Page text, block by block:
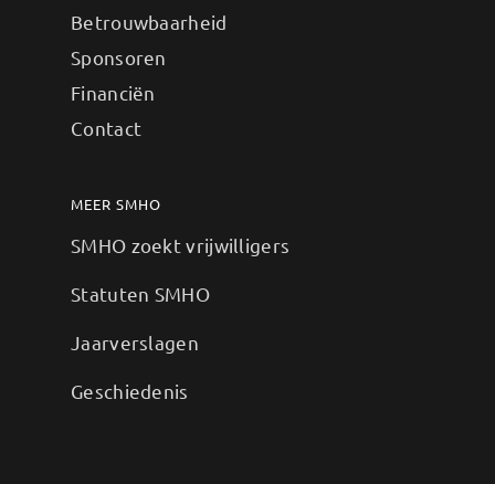
Betrouwbaarheid
Sponsoren
Financiën
Contact
MEER SMHO
SMHO zoekt vrijwilligers
Statuten SMHO
Jaarverslagen
Geschiedenis